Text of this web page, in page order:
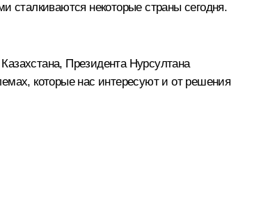
сталкиваются некоторые страны сегодня.
Президента Нурсултана
которые нас интересуют и от решения